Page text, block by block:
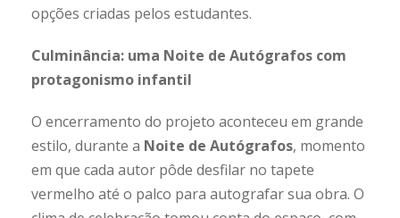
opções criadas pelos estudantes.
Culminância: uma Noite de Autógrafos com
protagonismo infantil
O encerramento do projeto aconteceu em grande
estilo, durante a Noite de Autógrafos, momento
em que cada autor pôde desfilar no tapete
vermelho até o palco para autografar sua obra. O